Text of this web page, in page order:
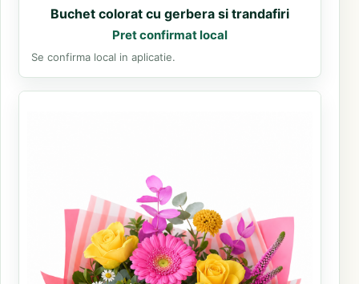
Buchet colorat cu gerbera si trandafiri
Pret confirmat local
Se confirma local in aplicatie.